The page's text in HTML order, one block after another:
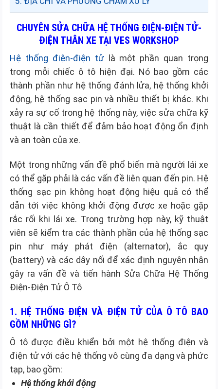
CHUYÊN SỬA CHỮA HỆ THỐNG ĐIỆN-ĐIỆN TỬ-
ĐIỆN THÂN XE TẠI VES WORKSHOP
Hệ thống điện-điện tửlà một phần quan trọng
trong mỗi chiếc ô tô hiện đại. Nó bao gồm các
thành phần như hệ thống đánh lửa, hệ thống khởi
động, hệ thống sạc pin và nhiều thiết bị khác. Khi
xảy ra sự cố trong hệ thống này, việc sửa chữa kỹ
thuật là cần thiết để đảm bảo hoạt động ổn định
và an toàn của xe.
Một trong những vấn đề phổ biến mà người lái xe
có thể gặp phải là các vấn đề liên quan đến pin. Hệ
thống sạc pin không hoạt động hiệu quả có thể
dẫn tới việc không khởi động được xe hoặc gặp
rắc rối khi lái xe. Trong trường hợp này, kỹ thuật
viên sẽ kiểm tra các thành phần của hệ thống sạc
pin như máy phát điện (alternator), ắc quy
(battery) và các dây nối để xác định nguyên nhân
gây ra vấn đề và tiến hành Sửa Chữa Hệ Thống
Điện-Điện Tử Ô Tô
1. HỆ THỐNG ĐIỆN VÀ ĐIỆN TỬ CỦA Ô TÔ BAO
GỒM NHỮNG GÌ?
Ô tô được điều khiển bởi một hệ thống điện và
điện tử với các hệ thống vô cùng đa dạng và phức
tạp, bao gồm:
Hệ thống khởi động